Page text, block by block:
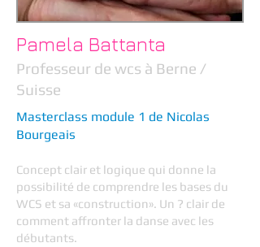
Pamela Battanta
Professeur de wcs à Berne /
Suisse
Masterclass module 1 de Nicolas
Bourgeais
Concept clair et logique qui donne la
possibilité de comprendre les bases du
WCS et sa «construction». Un ? clair de
comment affronter la danse avec les
débutants.